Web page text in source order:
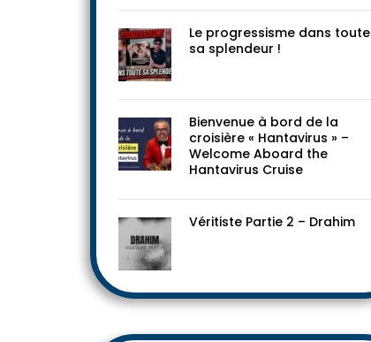
Le progressisme dans toute
sa splendeur !
Bienvenue à bord de la
croisière « Hantavirus » –
Welcome Aboard the
Hantavirus Cruise
Véritiste Partie 2 – Drahim